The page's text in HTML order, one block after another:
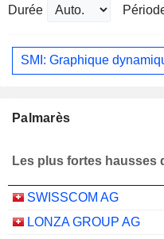
Durée
SMI: Graphique
Palmarès
Les plus fortes hausses
SWISSCOM AG
LONZA GROUP AG